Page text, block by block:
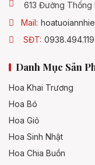
613 Đường Thống
Mail:
SĐT: 0938.494.119
Danh Mục Sản
Hoa Khai Trương
Hoa Bó
Hoa Giỏ
Hoa Sinh Nhật
Hoa Chia Buồn